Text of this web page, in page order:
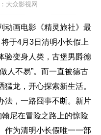
大众影视网
动画电影《精灵旅社》最
于4月3日清明小长假上
验变身人类，古堡男爵德
人不易”。而一直被德古
龙，开心探索新生活。
法，一路囧事不断。新片
翰尼在冒险之路上的惊险
作为清明小长假唯一一部